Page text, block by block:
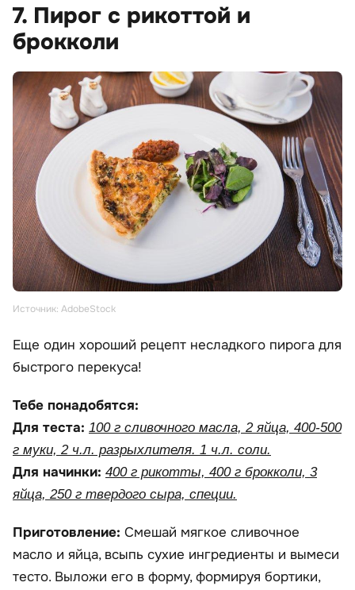
7. Пирог с рикоттой и
брокколи
Источник: AdobeStock
Еще один хороший рецепт несладкого пирога для
быстрого перекуса!
Тебе понадобятся:
Для теста: 100 г сливочного масла, 2 яйца, 400-500
г муки, 2 ч.л. разрыхлителя. 1 ч.л. соли.
Для начинки: 400 г рикотты, 400 г брокколи, 3
яйца, 250 г твердого сыра, специи.
Приготовление: Смешай мягкое сливочное
масло и яйца, всыпь сухие ингредиенты и вымеси
тесто. Выложи его в форму, формируя бортики,